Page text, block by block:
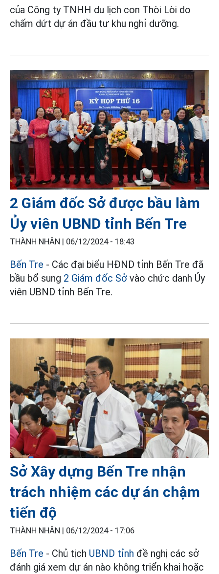
của Công ty TNHH du lịch con Thòi Lòi do
chấm dứt dự án đầu tư khu nghỉ dưỡng.
2 Giám đốc Sở được bầu làm
Ủy viên UBND tỉnh Bến Tre
THÀNH NHÂN | 06/12/2024 - 18:43
Bến Tre - Các đại biểu HĐND tỉnh Bến Tre đã
bầu bổ sung 2 Giám đốc Sở vào chức danh Ủy
viên UBND tỉnh Bến Tre.
Sở Xây dựng Bến Tre nhận
trách nhiệm các dự án chậm
tiến độ
THÀNH NHÂN | 06/12/2024 - 17:06
Bến Tre - Chủ tịch UBND tỉnh đề nghị các sở
đánh giá xem dự án nào không triển khai hoặc